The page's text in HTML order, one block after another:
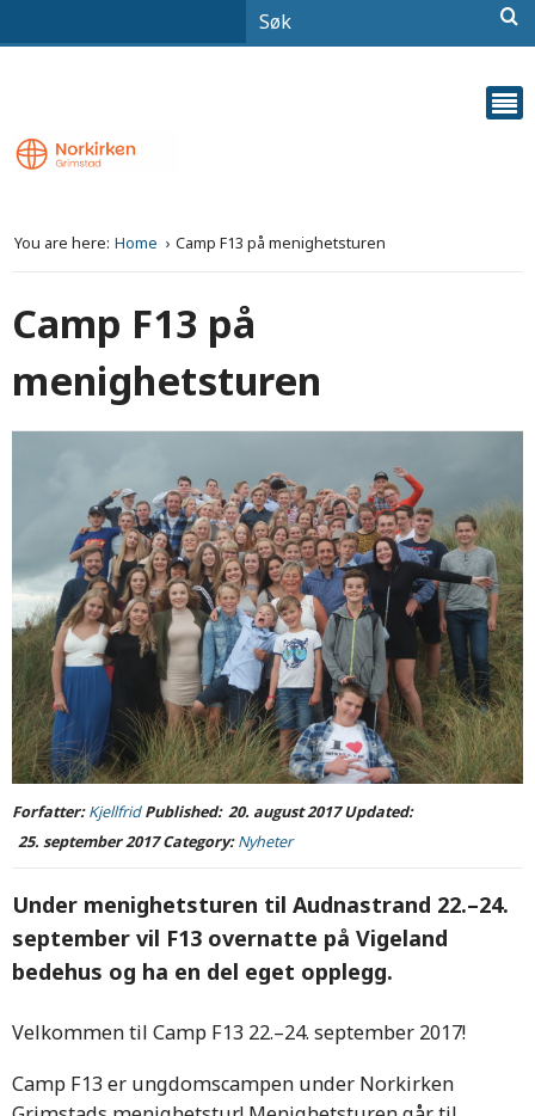
You are here: Home Camp F13 på menighetsturen
Camp F13 på
menighetsturen
Forfatter:KjellfridPublished: 20. august 2017Updated:
25. september 2017 Category:Nyheter
Under menighetsturen til Audnastrand 22.–24.
september vil F13 overnatte på Vigeland
bedehus og ha en del eget opplegg.
Velkommen til Camp F13 22.–24. september 2017!
Camp F13 er ungdomscampen under Norkirken